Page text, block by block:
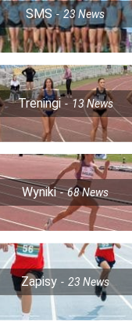
SMS 23News
Treningi 13News
Wyniki 68News
Zapisy 23News